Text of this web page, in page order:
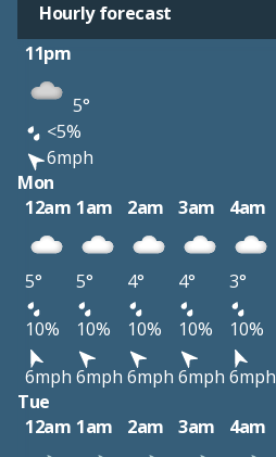
Hourly forecast
11pm
5°
<5%
6mph
Mon
12am 1am 2am 3am 4am
5° 5° 4° 4° 3°
10%
10% 10% 10% 10%
6mph 6mph 6mph 6mph 6mph
Tue
12am 1am 2am 3am 4am